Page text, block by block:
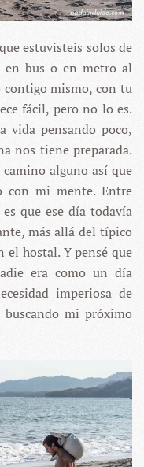
estuvisteis solos de
en bus o en metro al
mismo, con tu
fácil, pero no lo es.
vida pensando poco,
nos tiene preparada.
alguno así que
con mi mente. Entre
que ese día todavía
más allá del típico
el hostal. Y pensé que
era como un día
imperiosa de
mi próximo